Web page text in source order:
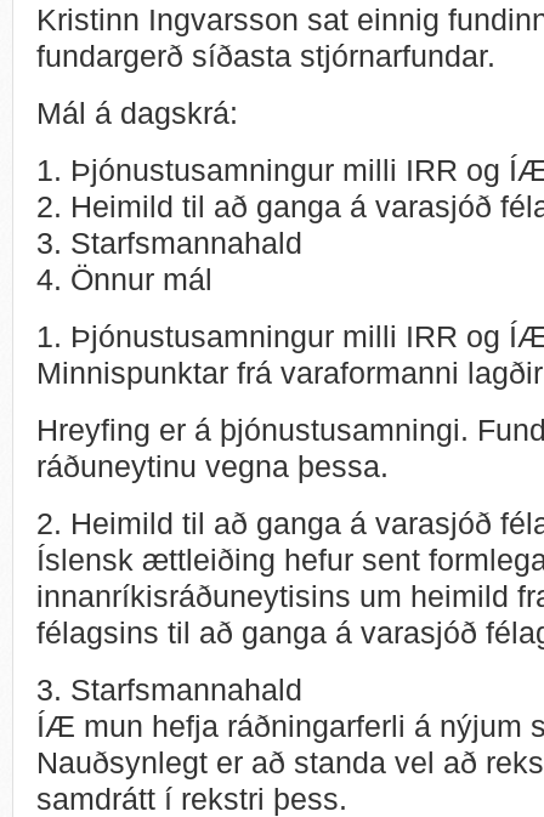
Kristinn Ingvarsson sat einnig
fundargerð síðasta stjórnarfundar.
Mál á dagskrá:
1. Þjónustusamningur milli IRR og
2. Heimild til að ganga á varasjóð
3. Starfsmannahald
4. Önnur mál
1. Þjónustusamningur milli IRR og
Minnispunktar frá varaformanni
Hreyfing er á þjónustusamningi.
ráðuneytinu vegna þessa.
2. Heimild til að ganga á varasjóð
Íslensk ættleiðing hefur sent
innanríkisráðuneytisins um heimild
félagsins til að ganga á varasjóð
3. Starfsmannahald
ÍÆ mun hefja ráðningarferli á nýjum
Nauðsynlegt er að standa vel að
samdrátt í rekstri þess.